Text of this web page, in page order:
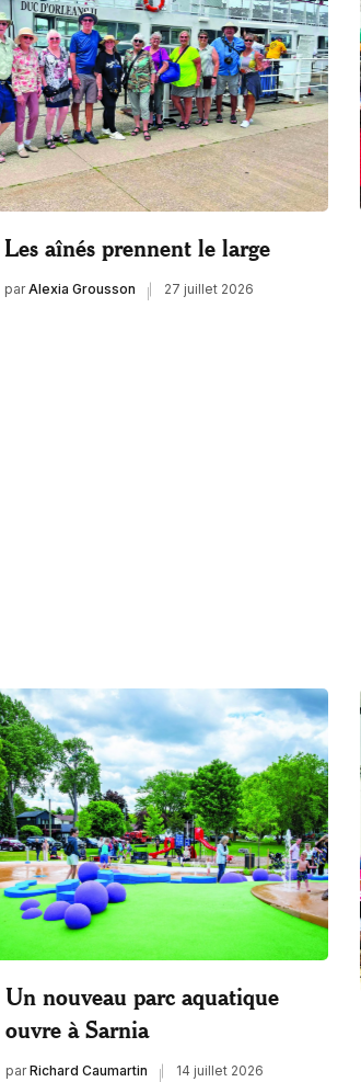
Les aînés prennent le large
par Alexia Grousson 27 juillet 2026
Un nouveau parc aquatique
ouvre à Sarnia
par Richard Caumartin 14 juillet 2026